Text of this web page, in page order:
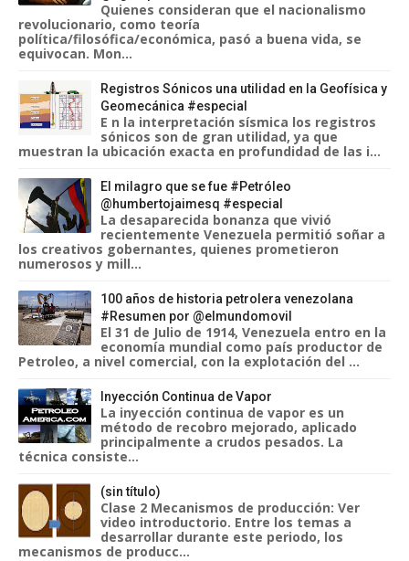
Quienes consideran que el nacionalismo
revolucionario, como teoría
política/filosófica/económica, pasó a buena vida, se
equivocan. Mon...
Registros Sónicos una utilidad en la Geofísica y
Geomecánica #especial
E n la interpretación sísmica los registros
sónicos son de gran utilidad, ya que
muestran la ubicación exacta en profundidad de las i...
El milagro que se fue #Petróleo
@humbertojaimesq #especial
La desaparecida bonanza que vivió
recientemente Venezuela permitió soñar a
los creativos gobernantes, quienes prometieron
numerosos y mill...
100 años de historia petrolera venezolana
#Resumen por @elmundomovil
El 31 de Julio de 1914, Venezuela entro en la
economía mundial como país productor de
Petroleo, a nivel comercial, con la explotación del ...
Inyección Continua de Vapor
La inyección continua de vapor es un
método de recobro mejorado, aplicado
principalmente a crudos pesados. La
técnica consiste...
(sin título)
Clase 2 Mecanismos de producción: Ver
video introductorio. Entre los temas a
desarrollar durante este periodo, los
mecanismos de producc...